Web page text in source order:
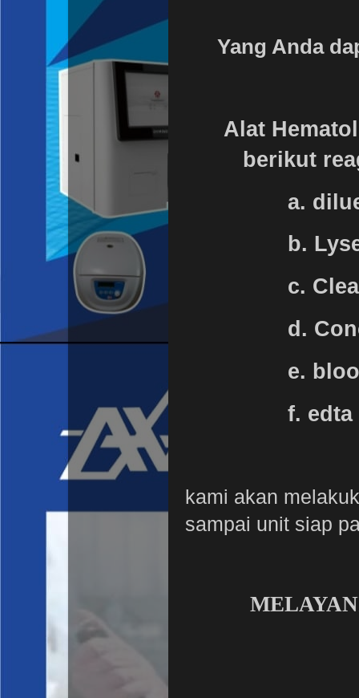
Yang Anda
Alat
berikut
a.
b.
c.
d.
e.
f.
kami akan
sampai unit siap